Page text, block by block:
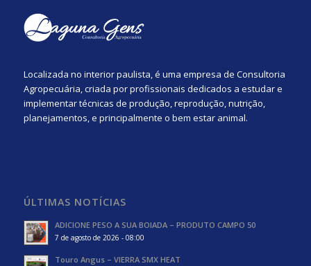
Localizada no interior paulista, é uma empresa de Consultoria
Agropecuária, criada por profissionais dedicados a estudar e
implementar técnicas de produção, reprodução, nutrição,
planejamentos, e principalmente o bem estar animal.
ÚLTIMAS NOTÍCIAS
ADICIONE PESO A SUA BOIADA – PRODUTO CAMPO 50
7 de agosto de 2026 - 08:00
Touro Angus – VIERRA SMX HEAT